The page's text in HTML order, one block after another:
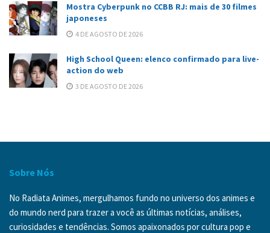
Mostra Cyberpunk no CCBB RJ: mais de 30 filmes
japoneses
4 DE AGOSTO DE 2026
High School Queen: elenco confirmado para live-
action do web
3 DE AGOSTO DE 2026
Sobre Nós
No Radiata Animes, mergulhamos fundo no universo dos animes e
do mundo nerd para trazer a você as últimas notícias, análises,
curiosidades e tendências. Somos apaixonados por cultura pop e